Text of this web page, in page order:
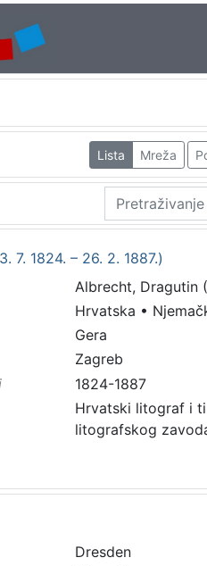
Lista Mreža
7. 1824. – 26. 2. 1887.)
Albrecht, Dragutin
Hrvatska •
Gera
Zagreb
1824-1887
Hrvatski litograf i
litografskog
Dresden